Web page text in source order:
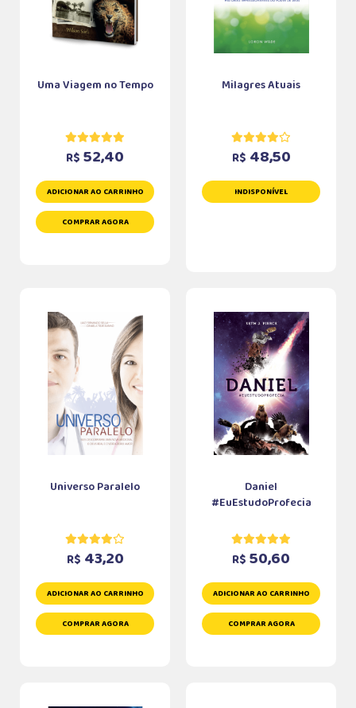
Uma Viagem no Tempo
R$ 52,40
ADICIONAR AO CARRINHO
COMPRAR AGORA
Milagres Atuais
R$ 48,50
INDISPONÍVEL
Universo Paralelo
R$ 43,20
ADICIONAR AO CARRINHO
COMPRAR AGORA
Daniel
#EuEstudoProfecia
R$ 50,60
ADICIONAR AO CARRINHO
COMPRAR AGORA